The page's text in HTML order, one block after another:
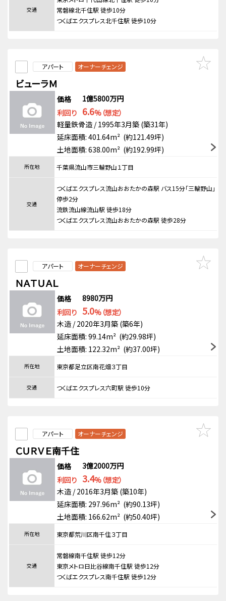
交通
常磐線北千住駅 徒歩10分
つくばエクスプレス北千住駅 徒歩10分
アパート オーナーチェンジ
ビューラＭ
価格
1億5800万円
利回り 6.6%（想定）
軽量鉄骨造 / 1995年3月築 (築31年)
延床面積: 401.64m² (約121.49坪)
土地面積: 638.00m² (約192.99坪)
所在地 千葉県流山市三輪野山１丁目
交通
つくばエクスプレス流山おおたかの森駅 バス15分「三輪野山」
停歩2分
流鉄流山線流山駅 徒歩18分
つくばエクスプレス流山おおたかの森駅 徒歩28分
アパート オーナーチェンジ
ＮＡＴＵＡＬ
価格
8980万円
利回り 5.0%（想定）
木造 / 2020年3月築 (築6年)
延床面積: 99.14m² (約29.98坪)
土地面積: 122.32m² (約37.00坪)
所在地 東京都足立区南花畑３丁目
交通 つくばエクスプレス六町駅 徒歩10分
アパート オーナーチェンジ
ＣＵＲＶＥ南千住
価格
3億2000万円
利回り 3.4%（想定）
木造 / 2016年3月築 (築10年)
延床面積: 297.96m² (約90.13坪)
土地面積: 166.62m² (約50.40坪)
所在地 東京都荒川区南千住３丁目
交通
常磐線南千住駅 徒歩12分
東京メトロ日比谷線南千住駅 徒歩12分
つくばエクスプレス南千住駅 徒歩12分